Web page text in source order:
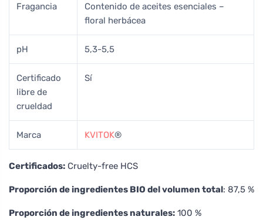
Fragancia
Contenido de aceites esenciales –
floral herbácea
pH 5,3-5,5
Certificado
libre de
crueldad
Sí
Marca KVITOK®
Certificados: Cruelty-free HCS
Proporción de ingredientes BIO del volumen total: 87,5 %
Proporción de ingredientes naturales: 100 %